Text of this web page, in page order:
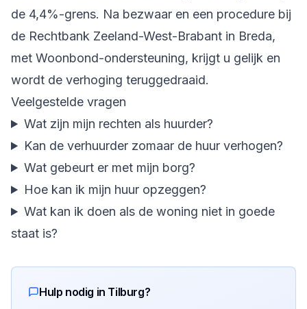
de 4,4%-grens. Na bezwaar en een procedure bij
de Rechtbank Zeeland-West-Brabant in Breda,
met Woonbond-ondersteuning, krijgt u gelijk en
wordt de verhoging teruggedraaid.
Veelgestelde vragen
Wat zijn mijn rechten als huurder?
Kan de verhuurder zomaar de huur verhogen?
Wat gebeurt er met mijn borg?
Hoe kan ik mijn huur opzeggen?
Wat kan ik doen als de woning niet in goede
staat is?
Hulp nodig in Tilburg?